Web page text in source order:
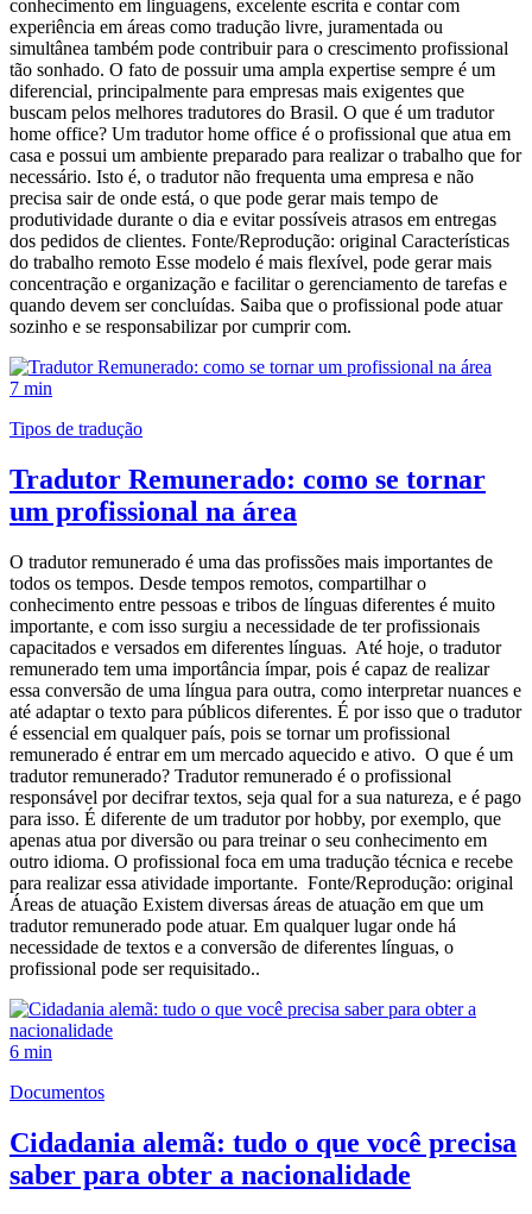
conhecimento em linguagens, excelente escrita e contar com
experiência em áreas como tradução livre, juramentada ou
simultânea também pode contribuir para o crescimento profissional
tão sonhado. O fato de possuir uma ampla expertise sempre é um
diferencial, principalmente para empresas mais exigentes que
buscam pelos melhores tradutores do Brasil. O que é um tradutor
home office? Um tradutor home office é o profissional que atua em
casa e possui um ambiente preparado para realizar o trabalho que for
necessário. Isto é, o tradutor não frequenta uma empresa e não
precisa sair de onde está, o que pode gerar mais tempo de
produtividade durante o dia e evitar possíveis atrasos em entregas
dos pedidos de clientes. Fonte/Reprodução: original Características
do trabalho remoto Esse modelo é mais flexível, pode gerar mais
concentração e organização e facilitar o gerenciamento de tarefas e
quando devem ser concluídas. Saiba que o profissional pode atuar
sozinho e se responsabilizar por cumprir com.
7 min
Tipos de tradução
Tradutor Remunerado: como se tornar
um profissional na área
O tradutor remunerado é uma das profissões mais importantes de
todos os tempos. Desde tempos remotos, compartilhar o
conhecimento entre pessoas e tribos de línguas diferentes é muito
importante, e com isso surgiu a necessidade de ter profissionais
capacitados e versados em diferentes línguas. Até hoje, o tradutor
remunerado tem uma importância ímpar, pois é capaz de realizar
essa conversão de uma língua para outra, como interpretar nuances e
até adaptar o texto para públicos diferentes. É por isso que o tradutor
é essencial em qualquer país, pois se tornar um profissional
remunerado é entrar em um mercado aquecido e ativo. O que é um
tradutor remunerado? Tradutor remunerado é o profissional
responsável por decifrar textos, seja qual for a sua natureza, e é pago
para isso. É diferente de um tradutor por hobby, por exemplo, que
apenas atua por diversão ou para treinar o seu conhecimento em
outro idioma. O profissional foca em uma tradução técnica e recebe
para realizar essa atividade importante. Fonte/Reprodução: original
Áreas de atuação Existem diversas áreas de atuação em que um
tradutor remunerado pode atuar. Em qualquer lugar onde há
necessidade de textos e a conversão de diferentes línguas, o
profissional pode ser requisitado..
6 min
Documentos
Cidadania alemã: tudo o que você precisa
saber para obter a nacionalidade